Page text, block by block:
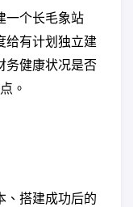
一个长毛象站
给有计划独立建
务健康状况是否
。
、搭建成功后的